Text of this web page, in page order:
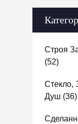
Строя
(52)
Стекло,
Душ (36)